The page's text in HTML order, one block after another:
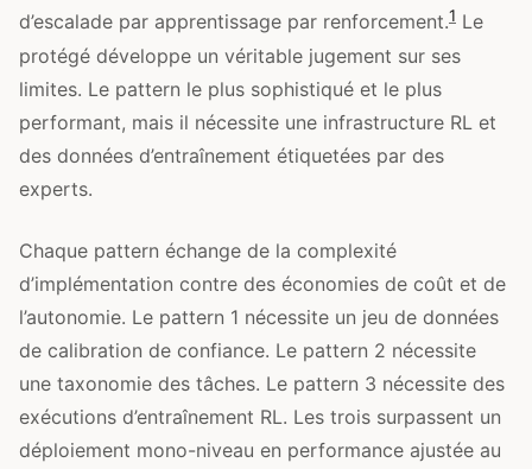
d’escalade par apprentissage par renforcement.1 Le
protégé développe un véritable jugement sur ses
limites. Le pattern le plus sophistiqué et le plus
performant, mais il nécessite une infrastructure RL et
des données d’entraînement étiquetées par des
experts.
Chaque pattern échange de la complexité
d’implémentation contre des économies de coût et de
l’autonomie. Le pattern 1 nécessite un jeu de données
de calibration de confiance. Le pattern 2 nécessite
une taxonomie des tâches. Le pattern 3 nécessite des
exécutions d’entraînement RL. Les trois surpassent un
déploiement mono-niveau en performance ajustée au